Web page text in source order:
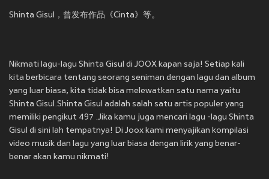
Shinta Gisul，曾发布作品《Cinta》等。
Nikmati lagu-lagu Shinta Gisul di JOOX kapan saja! Setiap kali
kita berbicara tentang seorang seniman dengan lagu dan album
yang luar biasa, kita tidak bisa melewatkan satu nama yaitu
Shinta Gisul.Shinta Gisul adalah salah satu artis populer yang
memiliki pengikut 497 .Jika kamu juga mencari lagu -lagu Shinta
Gisul di sini lah tempatnya! Di Joox kami menyajikan kompilasi
video musik dan lagu yang luar biasa dengan lirik yang benar-
benar akan kamu nikmati!